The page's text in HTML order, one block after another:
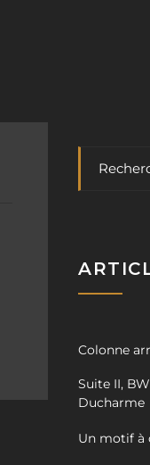
Colonne
Suite II,
Ducharme
Un motif à